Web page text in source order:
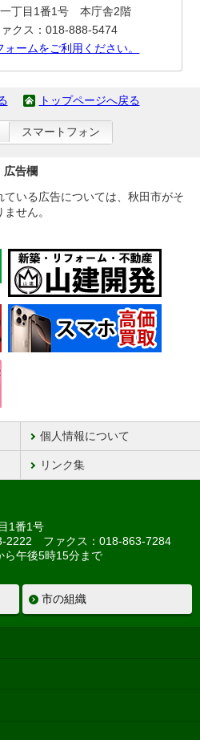
丁目1番1号 本庁舎2階
クス：018-888-5474
ームをご利用ください。
トップページへ戻る
スマートフォン
広告欄
いる広告については、秋田市がそ
せん。
個人情報について
リンク集
1番1号
2222 ファクス：018-863-7284
ら午後5時15分まで
市の組織